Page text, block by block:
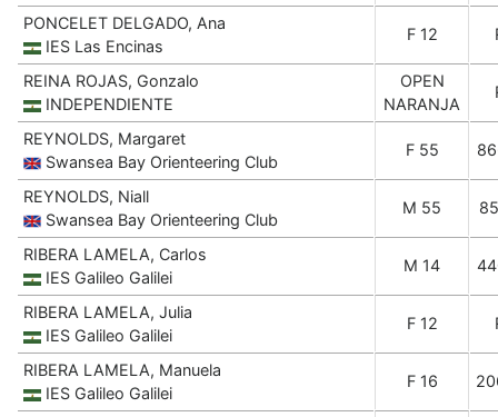
PONCELET DELGADO, Ana
IES Las Encinas
F 12
REINA ROJAS, Gonzalo
INDEPENDIENTE
OPEN
NARANJA
REYNOLDS, Margaret
Swansea Bay Orienteering Club
F 55
REYNOLDS, Niall
Swansea Bay Orienteering Club
M 55
RIBERA LAMELA, Carlos
IES Galileo Galilei
M 14
RIBERA LAMELA, Julia
IES Galileo Galilei
F 12
RIBERA LAMELA, Manuela
IES Galileo Galilei
F 16